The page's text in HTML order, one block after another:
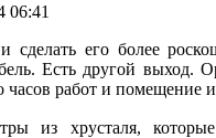
06:41
сделать его более
Есть другой выход.
часов работ и помещение
из хрусталя,